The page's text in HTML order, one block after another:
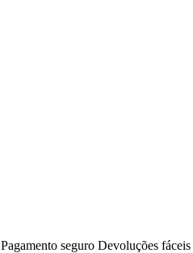
Pagamento seguro Devoluções fáceis